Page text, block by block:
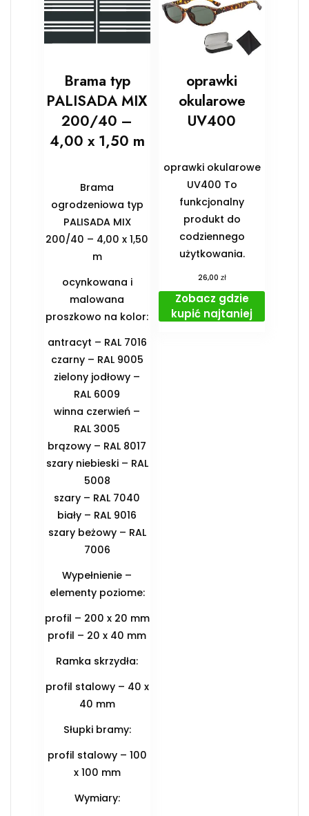
Brama typ
PALISADA MIX
200/40 –
4,00 x 1,50 m
Brama
ogrodzeniowa typ
PALISADA MIX
200/40 – 4,00 x 1,50
m
ocynkowana i
malowana
proszkowo na kolor:
antracyt – RAL 7016
czarny – RAL 9005
zielony jodłowy –
RAL 6009
winna czerwień –
RAL 3005
brązowy – RAL 8017
szary niebieski – RAL
5008
szary – RAL 7040
biały – RAL 9016
szary beżowy – RAL
7006
Wypełnienie –
elementy poziome:
profil – 200 x 20 mm
profil – 20 x 40 mm
Ramka skrzydła:
profil stalowy – 40 x
40 mm
Słupki bramy:
profil stalowy – 100
x 100 mm
Wymiary:
oprawki
okularowe
UV400
oprawki okularowe
UV400 To
funkcjonalny
produkt do
codziennego
użytkowania.
26,00 zł
Zobacz gdzie
kupić najtaniej